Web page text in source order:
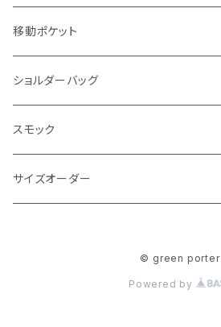
移動ポケット
ショルダーバッグ
スモック
サイズオーダー
© green porter
Powered by